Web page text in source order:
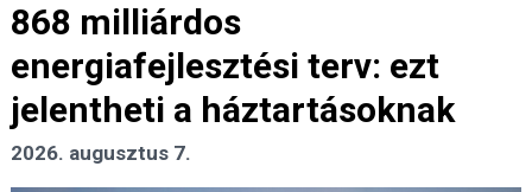
868 milliárdos
energiafejlesztési terv: ezt
jelentheti a háztartásoknak
2026. augusztus 7.